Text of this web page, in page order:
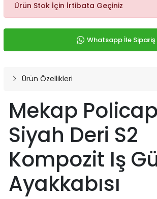
Ürün Stok İçin İrtibata Geçiniz
Whatsapp İle Sipariş
Ürün Özellikleri
Mekap
Siyah Deri S2
Kompozit Iş
Ayakkabısı